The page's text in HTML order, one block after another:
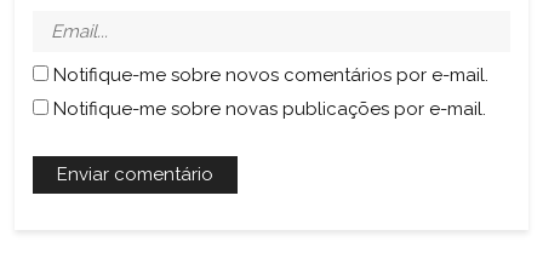
Notifique-me sobre novos comentários por e-mail.
Notifique-me sobre novas publicações por e-mail.